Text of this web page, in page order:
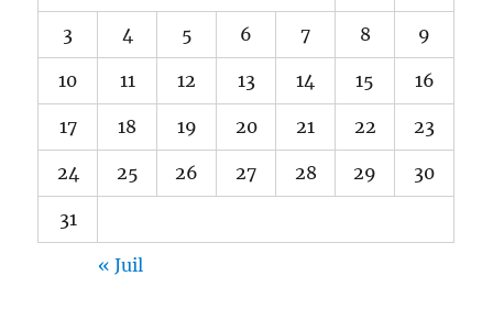
3 4 5 6 7 8 9
10 11 12 13 14 15 16
17 18 19 20 21 22 23
24 25 26 27 28 29 30
31
« Juil